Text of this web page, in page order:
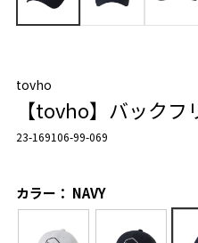
tovho
【tovho】バックフ
23-169106-99-069
カラー： NAVY